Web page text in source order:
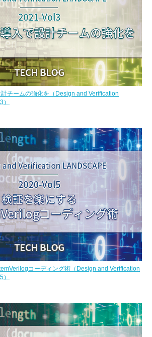
チームの強化を（Design and Verification
コーディング術（Design and Verification